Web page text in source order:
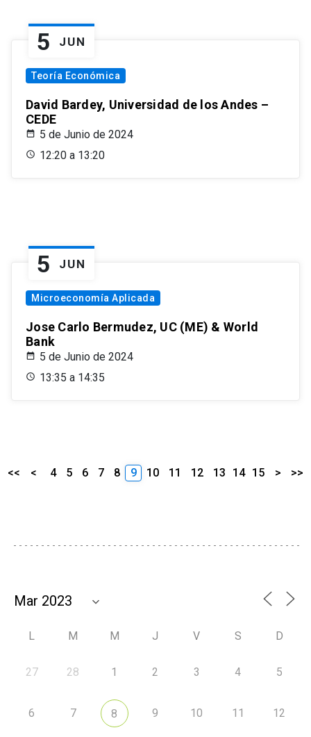
5 JUN
Teoría Económica
David Bardey, Universidad de los Andes –
CEDE
5 de Junio de 2024
12:20 a 13:20
5 JUN
Microeconomía Aplicada
Jose Carlo Bermudez, UC (ME) & World
Bank
5 de Junio de 2024
13:35 a 14:35
<< < 4 5 6 7 8 9 10 11 12 13 14 15 > >>
L M M J V S D
27 28 1 2 3 4 5
6 7 8 9 10 11 12